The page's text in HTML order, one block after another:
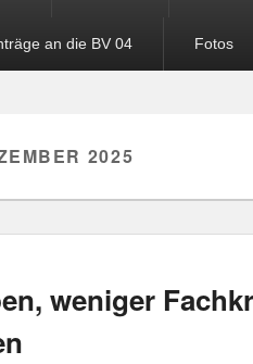
an die BV 04 Fotos
2025
weniger